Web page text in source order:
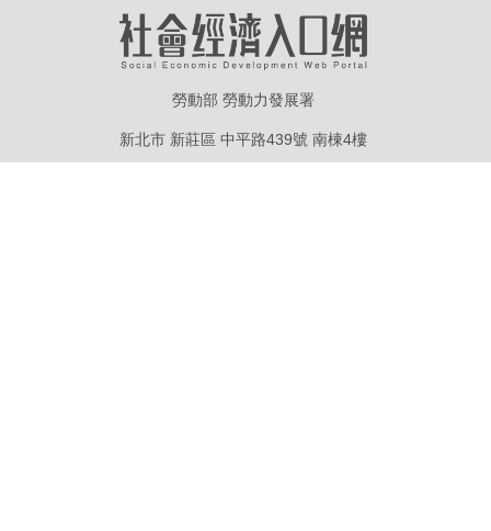
勞動部 勞動力發展署
新北市 新莊區 中平路439號 南棟4樓